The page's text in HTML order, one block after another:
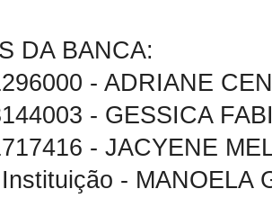
DA BANCA:
- ADRIANE
- GESSICA
- JACYENE
- MANOELA